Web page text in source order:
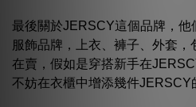
最後關於JERSCY這個品牌，
服飾品牌，上衣、褲子、外套
在賣，假如是穿搭新手在
不妨在衣櫃中增添幾件JERSCY